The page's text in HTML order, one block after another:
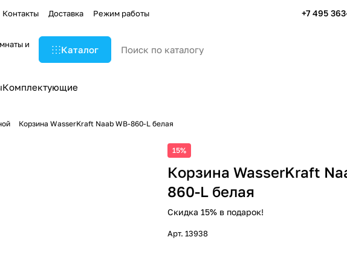
Контакты Доставка Режим работы +7 495
и
Каталог
Комплектующие
Корзина WasserKraft Naab WB-860-L белая
15%
Корзина WasserKraft
860-L белая
Скидка 15% в подарок!
Арт.13938